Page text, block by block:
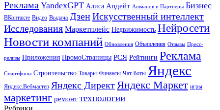
Реклама YandexGPT Алиса Апдейт Ашманов и Партнеры Бизнес
ВКонтакте Видео Выдача ДзенИскусственный интеллект
Исследования Маркетплейс Недвижимость Нейросети
Новости компаний Обновления Объявления Отзывы Пресс-
релизы Приложения ПромоСтраницы РСЯ Рейтинги Реклама
Смартфоны Строительство Товары Финансы Чат-боты Яндекс
Яндекс.Вебмастер Яндекс Директ Яндекс Маркет игры
маркетинг ремонт технологии
Рубрики